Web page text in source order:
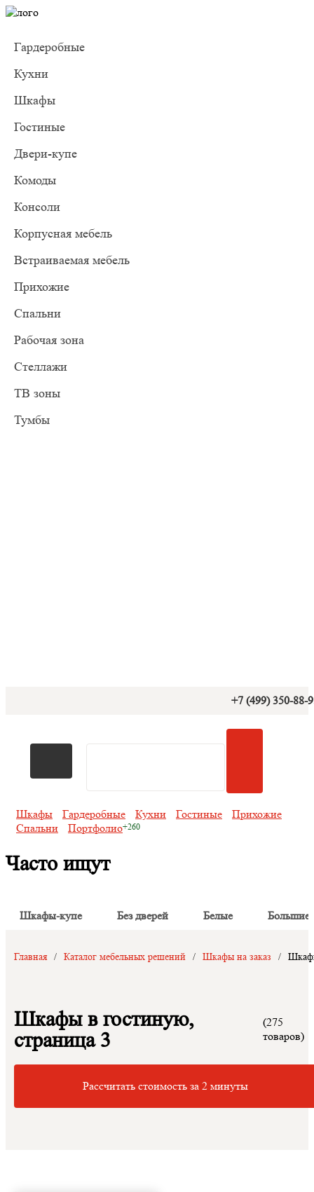
Гардеробные
Кухни
Шкафы
Гостиные
Двери-купе
Комоды
Консоли
Корпусная мебель
Встраиваемая мебель
Прихожие
Спальни
Рабочая зона
Стеллажи
ТВ зоны
Тумбы
+7 (499) 350-88-
Шкафы Гардеробные Кухни Гостиные
Прихожие
Спальни
Портфолио
Часто ищут
Шкафы-купе Без дверей Белые Большие
Главная / Каталог мебельных решений / Шкафы на заказ /
Шкафы в гостиную,
страница 3
(275
товаров)
Рассчитать стоимость за 2 минуты